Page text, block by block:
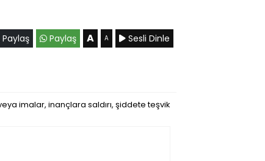
Paylaş Paylaş A A Sesli Dinle
imalar, inançlara saldırı, şiddete teşvik